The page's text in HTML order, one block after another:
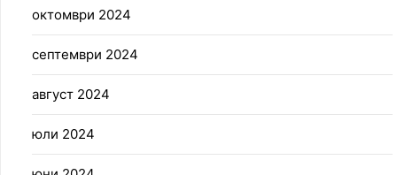
октомври 2024
септември 2024
август 2024
юли 2024